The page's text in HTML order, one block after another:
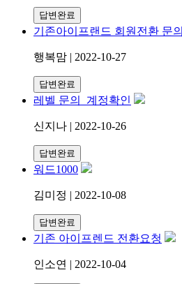
답변완료
기존아이프랜드 회원전환 문의
행복맘 | 2022-10-27
답변완료
레벨 문의_계정확인
신지나 | 2022-10-26
답변완료
워드1000
김미정 | 2022-10-08
답변완료
기존 아이프렌드 전환요청
인소연 | 2022-10-04